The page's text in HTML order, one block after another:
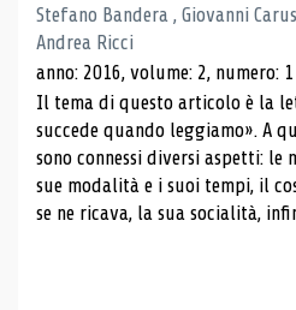
Stefano Bandera , Giovanni
Andrea Ricci
anno: 2016, volume: 2, numero: 1
Il tema di questo articolo è la
succede quando leggiamo». A
sono connessi diversi aspetti: le
sue modalità e i suoi tempi, il
se ne ricava, la sua socialità,